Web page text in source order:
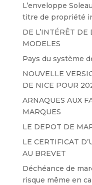
L’enveloppe
titre de propriété
DE L’INTÉRÊT DE
MODELES
Pays du système
NOUVELLE
DE NICE POUR
ARNAQUES AUX
MARQUES
LE DEPOT DE
LE CERTIFICAT
AU BREVET
Déchéance de
risque même en